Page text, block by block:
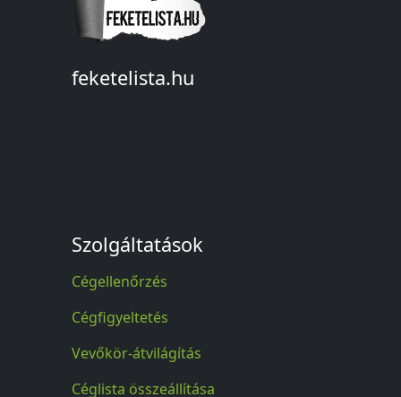
feketelista.hu
Szolgáltatások
Cégellenőrzés
Cégfigyeltetés
Vevőkör-átvilágítás
Céglista összeállítása